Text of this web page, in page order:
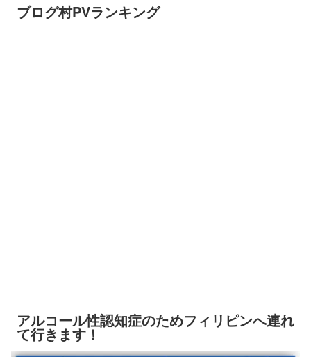
ブログ村PVランキング
アルコール性認知症のためフィリピンへ連れ
て行きます！